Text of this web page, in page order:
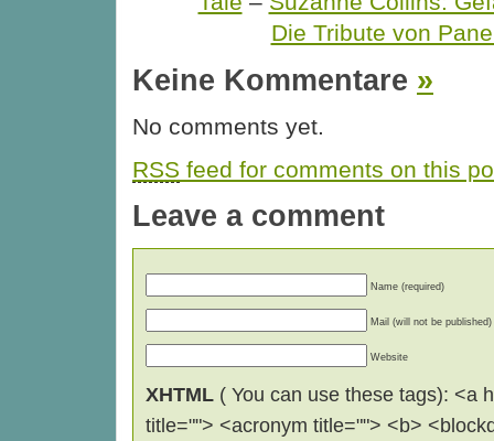
Die Tribute von
Keine Kommentare »
No comments yet.
RSS feed for comments on this
Leave a comment
Name (required)
Mail (will not be published)
Website
XHTML ( You can use these tags): <a
title=""> <acronym title=""> <b>